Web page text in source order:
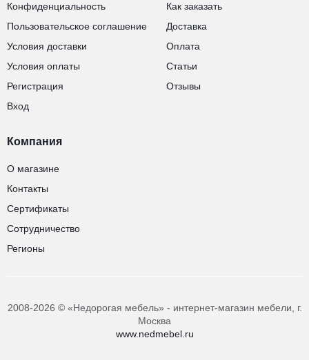
Компания
О магазине
Контакты
Сертификаты
Сотрудничество
Регионы
Конфиденциальность
Пользовательское соглашение
Условия доставки
Условия оплаты
Регистрация
Вход
Как заказать
Доставка
Оплата
Статьи
Отзывы
2008-2026 © «Недорогая мебель» - интернет-магазин мебели, г.
Москва
www.nedmebel.ru